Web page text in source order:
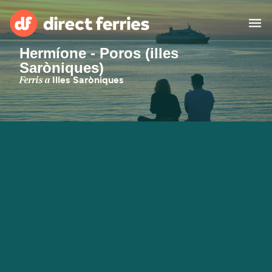
Països
Bitllets de Ferry
Hermíone - Poros (illes
Saròniques)
Ferris a Illes Saròniques